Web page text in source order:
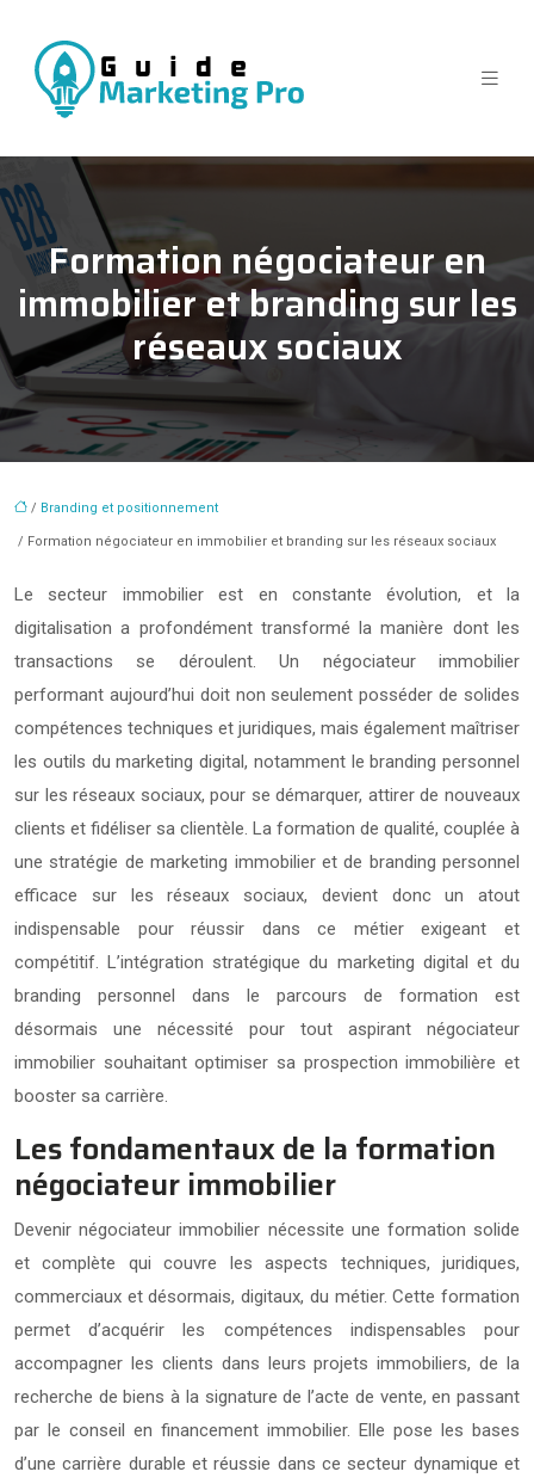
Formation négociateur en
immobilier et branding sur les
réseaux sociaux
/ Branding et positionnement
/ Formation négociateur en immobilier et branding sur les réseaux sociaux
Le secteur immobilier est en constante évolution, et la
digitalisation a profondément transformé la manière dont les
transactions se déroulent. Un négociateur immobilier
performant aujourd’hui doit non seulement posséder de solides
compétences techniques et juridiques, mais également maîtriser
les outils du marketing digital, notamment le branding personnel
sur les réseaux sociaux, pour se démarquer, attirer de nouveaux
clients et fidéliser sa clientèle. La formation de qualité, couplée à
une stratégie de marketing immobilier et de branding personnel
efficace sur les réseaux sociaux, devient donc un atout
indispensable pour réussir dans ce métier exigeant et
compétitif. L’intégration stratégique du marketing digital et du
branding personnel dans le parcours de formation est
désormais une nécessité pour tout aspirant négociateur
immobilier souhaitant optimiser sa prospection immobilière et
booster sa carrière.
Les fondamentaux de la formation
négociateur immobilier
Devenir négociateur immobilier nécessite une formation solide
et complète qui couvre les aspects techniques, juridiques,
commerciaux et désormais, digitaux, du métier. Cette formation
permet d’acquérir les compétences indispensables pour
accompagner les clients dans leurs projets immobiliers, de la
recherche de biens à la signature de l’acte de vente, en passant
par le conseil en financement immobilier. Elle pose les bases
d’une carrière durable et réussie dans ce secteur dynamique et